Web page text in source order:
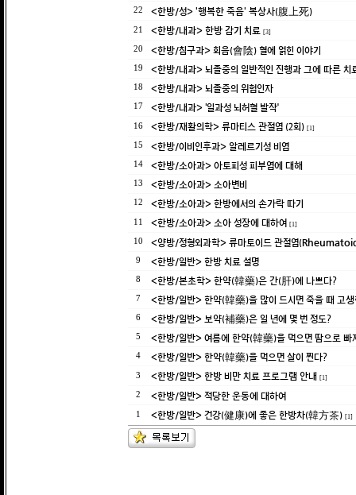
22 <한방/성> '행복한 죽음' 복상사(腹上死)
21 <한방/내과> 한방 감기 치료 [3]
20 <한방/침구과> 회음(會陰) 혈에 얽힌 이야기
19 <한방/내과> 뇌졸중의 일반적인 진행과 그에 따른 치
18 <한방/내과> 뇌졸중의 위험인자
17 <한방/내과> ‘일과성 뇌허혈 발작’
16 <한방/재활의학> 류마티스 관절염 (2회) [1]
15 <한방/이비인후과> 알레르기성 비염
14 <한방/소아과> 아토피성 피부염에 대해
13 <한방/소아과> 소아변비
12 <한방/소아과> 한방에서의 손가락 따기
11 <한방/소아과> 소아 성장에 대하여 [1]
10 <양방/정형외과학> 류마토이드 관절염
9 <한방/일반> 한방 치료 설명
8 <한방/본초학> 한약(韓藥)은 간(肝)에 나쁘다?
7 <한방/일반> 한약(韓藥)을 많이 드시면 죽을 때 고
6 <한방/일반> 보약(補藥)은 일 년에 몇 번 정도?
5 <한방/일반> 여름에 한약(韓藥)을 먹으면 땀으로 빠
4 <한방/일반> 한약(韓藥)을 먹으면 살이 찐다?
3 <한방/일반> 한방 비만 치료 프로그램 안내 [1]
2 <한방/일반> 적당한 운동에 대하여
1 <한방/일반> 건강(健康)에 좋은 한방차(韓方茶) [1]